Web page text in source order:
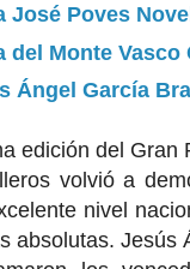
José Poves
del Monte Vasco
Ángel García
edición del Gran
volvió a
nivel
absolutas. Jesús